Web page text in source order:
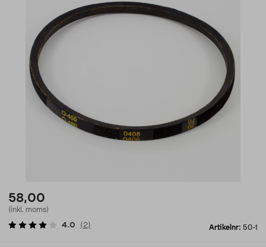
58,00
(inkl. moms)
Artikelnr: 50-1
4.0 ( 2)